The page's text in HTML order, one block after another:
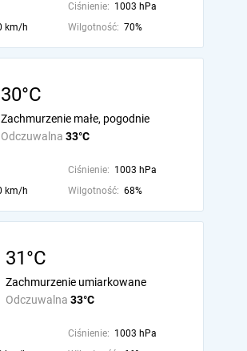
Ciśnienie: 1003 hPa
km/h Wilgotność: 70%
30°C
Odczuwalna 33°C
Zachmurzenie małe, pogodnie
Ciśnienie: 1003 hPa
km/h Wilgotność: 68%
31°C
Odczuwalna 33°C
Zachmurzenie umiarkowane
Ciśnienie: 1003 hPa